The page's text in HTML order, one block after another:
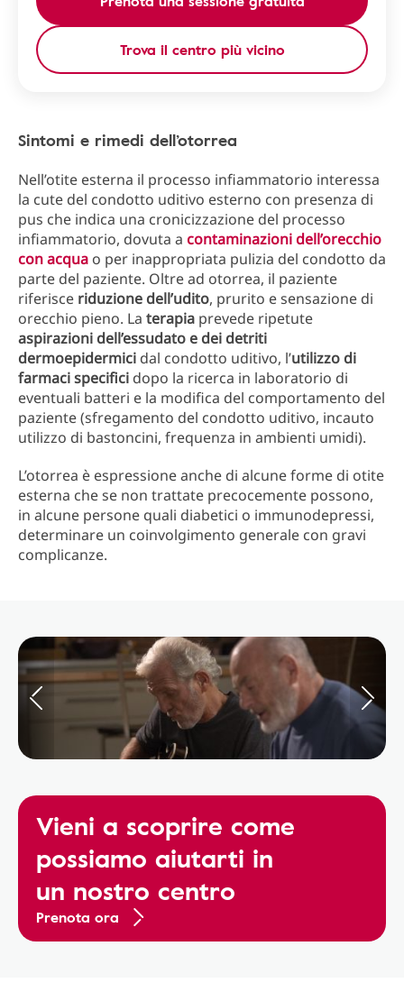
Trova il centro più vicino
Sintomi e rimedi dell’otorrea
Nell’otite esterna il processo infiammatorio interessa
la cute del condotto uditivo esterno con presenza di
pus che indica una cronicizzazione del processo
infiammatorio, dovuta a contaminazioni dell’orecchio
con acqua o per inappropriata pulizia del condotto da
parte del paziente. Oltre ad otorrea, il paziente
riferisce riduzione dell’udito, prurito e sensazione di
orecchio pieno. La terapia prevede ripetute
aspirazioni dell’essudato e dei detriti
dermoepidermici dal condotto uditivo, l’utilizzo di
farmaci specifici dopo la ricerca in laboratorio di
eventuali batteri e la modifica del comportamento del
paziente (sfregamento del condotto uditivo, incauto
utilizzo di bastoncini, frequenza in ambienti umidi).
L’otorrea è espressione anche di alcune forme di otite
esterna che se non trattate precocemente possono,
in alcune persone quali diabetici o immunodepressi,
determinare un coinvolgimento generale con gravi
complicanze.
Vieni a scoprire come
possiamo aiutarti in
un nostro centro
Prenota ora